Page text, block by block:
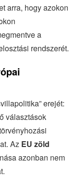
arra, hogy azokon
a
rendszerét.
erejét:
választások
Az EU zöld
azonban nem